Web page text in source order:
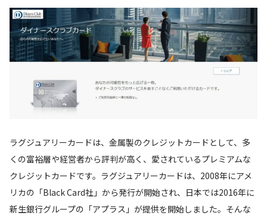
ラグジュアリーカードは、金属製のクレジットカードとして、多
くの富裕層や経営者から評判が高く、愛されているプレミアムな
クレジットカードです。ラグジュアリーカードは、2008年にアメ
リカの「Black Card社」から発行が開始され、日本では2016年に
新生銀行グループの「アプラス」が提供を開始しました。そんな